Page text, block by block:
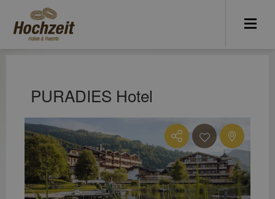
PURADIES Hotel